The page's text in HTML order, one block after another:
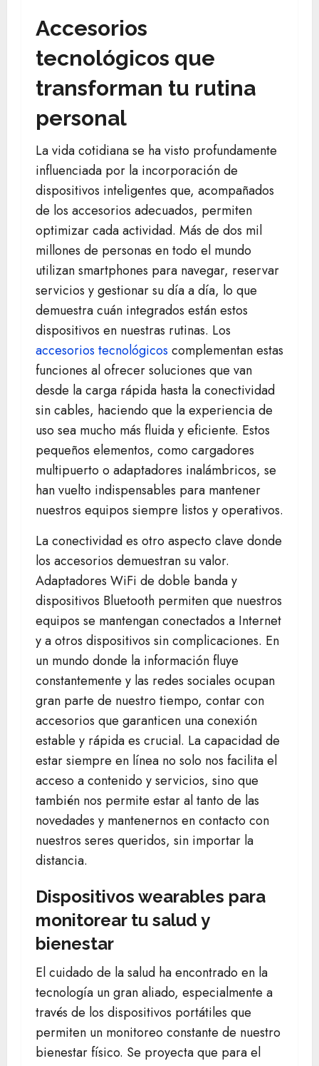
Accesorios
tecnológicos que
transforman tu rutina
personal
La vida cotidiana se ha visto profundamente
influenciada por la incorporación de
dispositivos inteligentes que, acompañados
de los accesorios adecuados, permiten
optimizar cada actividad. Más de dos mil
millones de personas en todo el mundo
utilizan smartphones para navegar, reservar
servicios y gestionar su día a día, lo que
demuestra cuán integrados están estos
dispositivos en nuestras rutinas. Los
accesorios tecnológicos complementan estas
funciones al ofrecer soluciones que van
desde la carga rápida hasta la conectividad
sin cables, haciendo que la experiencia de
uso sea mucho más fluida y eficiente. Estos
pequeños elementos, como cargadores
multipuerto o adaptadores inalámbricos, se
han vuelto indispensables para mantener
nuestros equipos siempre listos y operativos.
La conectividad es otro aspecto clave donde
los accesorios demuestran su valor.
Adaptadores WiFi de doble banda y
dispositivos Bluetooth permiten que nuestros
equipos se mantengan conectados a Internet
y a otros dispositivos sin complicaciones. En
un mundo donde la información fluye
constantemente y las redes sociales ocupan
gran parte de nuestro tiempo, contar con
accesorios que garanticen una conexión
estable y rápida es crucial. La capacidad de
estar siempre en línea no solo nos facilita el
acceso a contenido y servicios, sino que
también nos permite estar al tanto de las
novedades y mantenernos en contacto con
nuestros seres queridos, sin importar la
distancia.
Dispositivos wearables para
monitorear tu salud y
bienestar
El cuidado de la salud ha encontrado en la
tecnología un gran aliado, especialmente a
través de los dispositivos portátiles que
permiten un monitoreo constante de nuestro
bienestar físico. Se proyecta que para el